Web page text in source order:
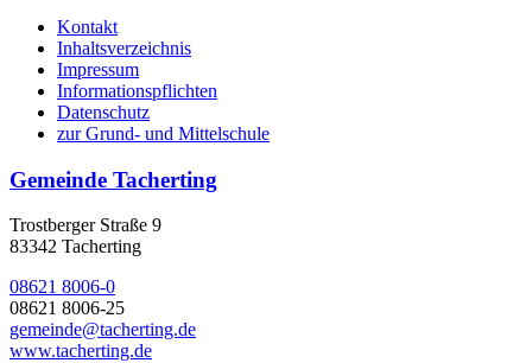
Kontakt
Inhaltsverzeichnis
Impressum
Informationspflichten
Datenschutz
zur Grund- und Mittelschule
Gemeinde Tacherting
Trostberger Straße 9
83342 Tacherting
08621 8006-0
08621 8006-25
gemeinde@tacherting.de
www.tacherting.de